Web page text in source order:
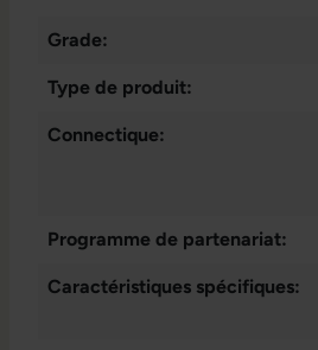
Grade:
Type de produit:
Connectique:
Programme de partenariat:
Caractéristiques spécifiques: